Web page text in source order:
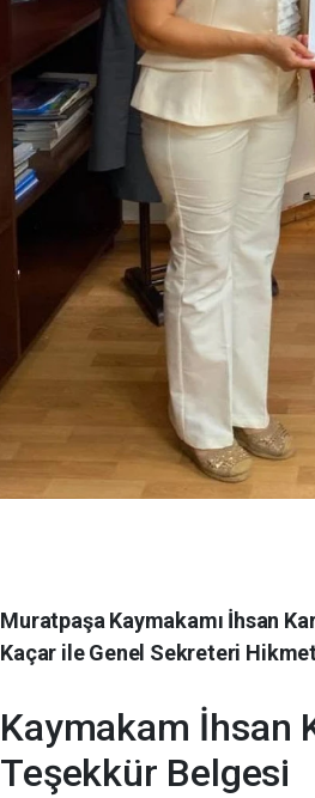
Muratpaşa Kaymakamı İhsan
Kaçar ile Genel Sekreteri
Kaymakam İhsan
Teşekkür Belgesi